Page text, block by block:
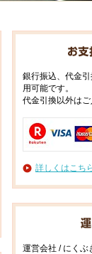
銀行振込、代金
用可能です。
代金引換以外は
詳しくはこち
運営会社 / にくぶ